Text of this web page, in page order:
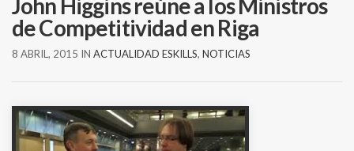
John Higgins reúne a los Ministros
de Competitividad en Riga
8 ABRIL, 2015 IN ACTUALIDAD ESKILLS, NOTICIAS